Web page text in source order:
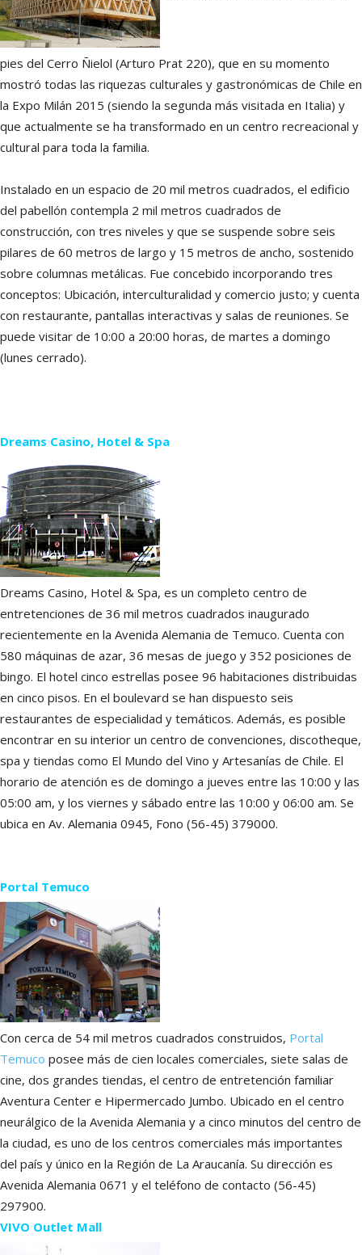
pies del Cerro Ñielol (Arturo Prat 220), que en su momento
mostró todas las riquezas culturales y gastronómicas de Chile en
la Expo Milán 2015 (siendo la segunda más visitada en Italia) y
que actualmente se ha transformado en un centro recreacional y
cultural para toda la familia.
Instalado en un espacio de 20 mil metros cuadrados, el edificio
del pabellón contempla 2 mil metros cuadrados de
construcción, con tres niveles y que se suspende sobre seis
pilares de 60 metros de largo y 15 metros de ancho, sostenido
sobre columnas metálicas. Fue concebido incorporando tres
conceptos: Ubicación, interculturalidad y comercio justo; y cuenta
con restaurante, pantallas interactivas y salas de reuniones. Se
puede visitar de 10:00 a 20:00 horas, de martes a domingo
(lunes cerrado).
Dreams Casino, Hotel & Spa
Dreams Casino, Hotel & Spa, es un completo centro de
entretenciones de 36 mil metros cuadrados inaugurado
recientemente en la Avenida Alemania de Temuco. Cuenta con
580 máquinas de azar, 36 mesas de juego y 352 posiciones de
bingo. El hotel cinco estrellas posee 96 habitaciones distribuidas
en cinco pisos. En el boulevard se han dispuesto seis
restaurantes de especialidad y temáticos. Además, es posible
encontrar en su interior un centro de convenciones, discotheque,
spa y tiendas como El Mundo del Vino y Artesanías de Chile. El
horario de atención es de domingo a jueves entre las 10:00 y las
05:00 am, y los viernes y sábado entre las 10:00 y 06:00 am. Se
ubica en Av. Alemania 0945, Fono (56-45) 379000.
Portal Temuco
Con cerca de 54 mil metros cuadrados construidos, Portal
Temuco posee más de cien locales comerciales, siete salas de
cine, dos grandes tiendas, el centro de entretención familiar
Aventura Center e Hipermercado Jumbo. Ubicado en el centro
neurálgico de la Avenida Alemania y a cinco minutos del centro de
la ciudad, es uno de los centros comerciales más importantes
del país y único en la Región de La Araucanía. Su dirección es
Avenida Alemania 0671 y el teléfono de contacto (56-45)
297900.
VIVO Outlet Mall